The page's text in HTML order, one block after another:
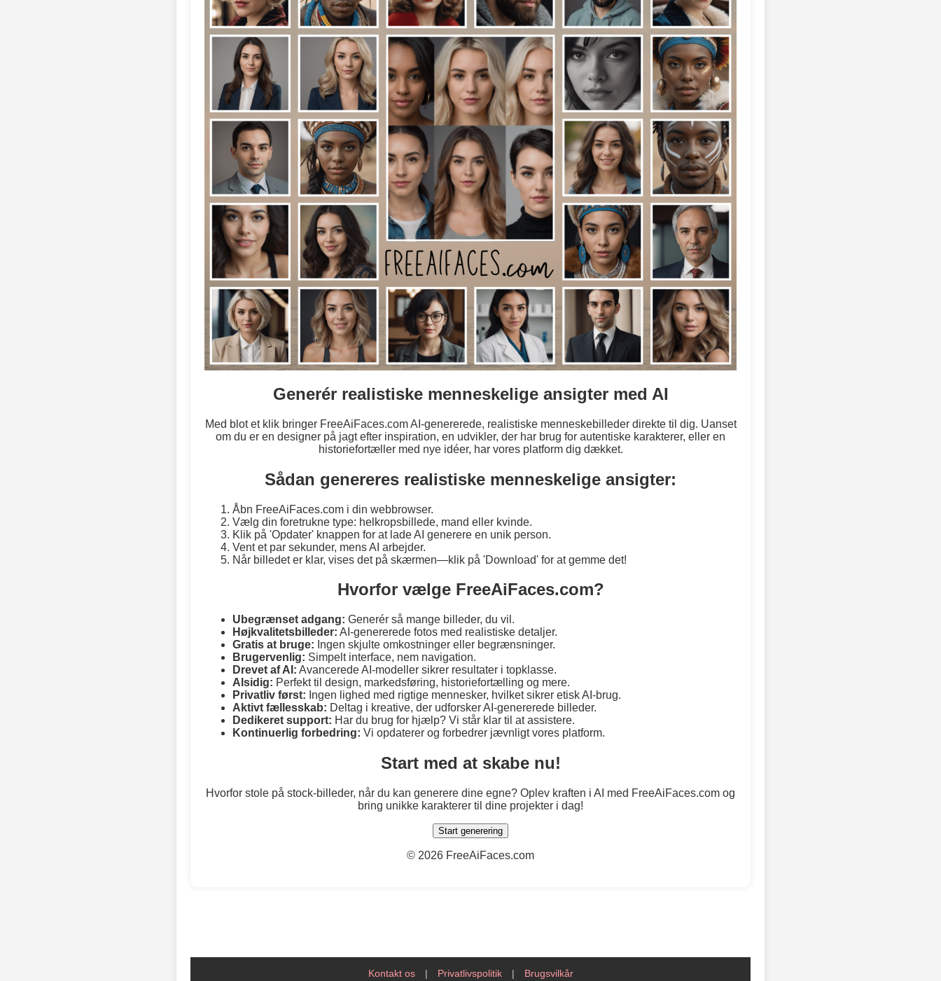
Generér realistiske menneskelige ansigter med AI
Med blot et klik bringer FreeAiFaces.com AI-genererede, realistiske menneskebilleder direkte til dig. Uanset
om du er en designer på jagt efter inspiration, en udvikler, der har brug for autentiske karakterer, eller en
historiefortæller med nye idéer, har vores platform dig dækket.
Sådan genereres realistiske menneskelige ansigter:
Åbn FreeAiFaces.com i din webbrowser.
Vælg din foretrukne type: helkropsbillede, mand eller kvinde.
Klik på 'Opdater' knappen for at lade AI generere en unik person.
Vent et par sekunder, mens AI arbejder.
Når billedet er klar, vises det på skærmen—klik på 'Download' for at gemme det!
Hvorfor vælge FreeAiFaces.com?
Ubegrænset adgang: Generér så mange billeder, du vil.
Højkvalitetsbilleder: AI-genererede fotos med realistiske detaljer.
Gratis at bruge: Ingen skjulte omkostninger eller begrænsninger.
Brugervenlig: Simpelt interface, nem navigation.
Drevet af AI: Avancerede AI-modeller sikrer resultater i topklasse.
Alsidig: Perfekt til design, markedsføring, historiefortælling og mere.
Privatliv først: Ingen lighed med rigtige mennesker, hvilket sikrer etisk AI-brug.
Aktivt fællesskab: Deltag i kreative, der udforsker AI-genererede billeder.
Dedikeret support: Har du brug for hjælp? Vi står klar til at assistere.
Kontinuerlig forbedring: Vi opdaterer og forbedrer jævnligt vores platform.
Start med at skabe nu!
Hvorfor stole på stock-billeder, når du kan generere dine egne? Oplev kraften i AI med FreeAiFaces.com og
bring unikke karakterer til dine projekter i dag!
Start generering
© 2026 FreeAiFaces.com
Kontakt os | Privatlivspolitik | Brugsvilkår